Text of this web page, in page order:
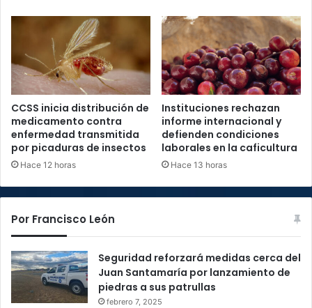
CCSS inicia distribución de
medicamento contra
enfermedad transmitida
por picaduras de insectos
Hace 12 horas
Instituciones rechazan
informe internacional y
defienden condiciones
laborales en la caficultura
Hace 13 horas
Por Francisco León
Seguridad reforzará medidas cerca del
Juan Santamaría por lanzamiento de
piedras a sus patrullas
febrero 7, 2025